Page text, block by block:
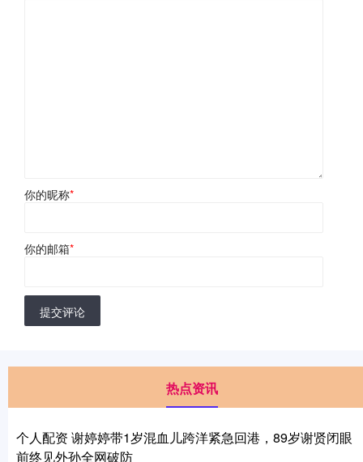
你的昵称*
你的邮箱*
提交评论
热点资讯
个人配资 谢婷婷带1岁混血儿跨洋紧急回港，89岁谢贤闭眼
前终见外孙全网破防